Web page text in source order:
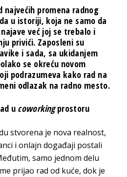
najvećih promena radnog
u istoriji, koja ne samo da
već joj se trebalo i
privići. Zaposleni su
i sada, sa ukidanjem
se okreću novom
podrazumeva kako rad na
odlazak na radno mesto.
u coworkingprostoru
stvorena je nova realnost,
i onlajn događaji postali
samo jednom delu
prijao rad od kuće, dok je